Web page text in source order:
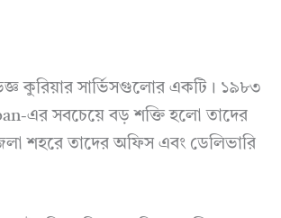
কুরিয়ার সার্ভিসগুলোর একটি। ১৯৮৩
এর সবচেয়ে বড় শক্তি হলো তাদের
শহরে তাদের অফিস এবং ডেলিভারি